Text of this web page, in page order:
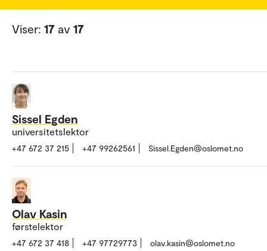
Viser: 17 av 17
Sissel Egden
universitetslektor
+47 672 37 215 +47 99262561 Sissel.Egden@oslomet.no
Olav Kasin
førstelektor
+47 672 37 418 +47 97729773 olav.kasin@oslomet.no